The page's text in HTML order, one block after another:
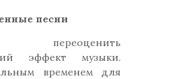
песни
эффект музыки.
временем для